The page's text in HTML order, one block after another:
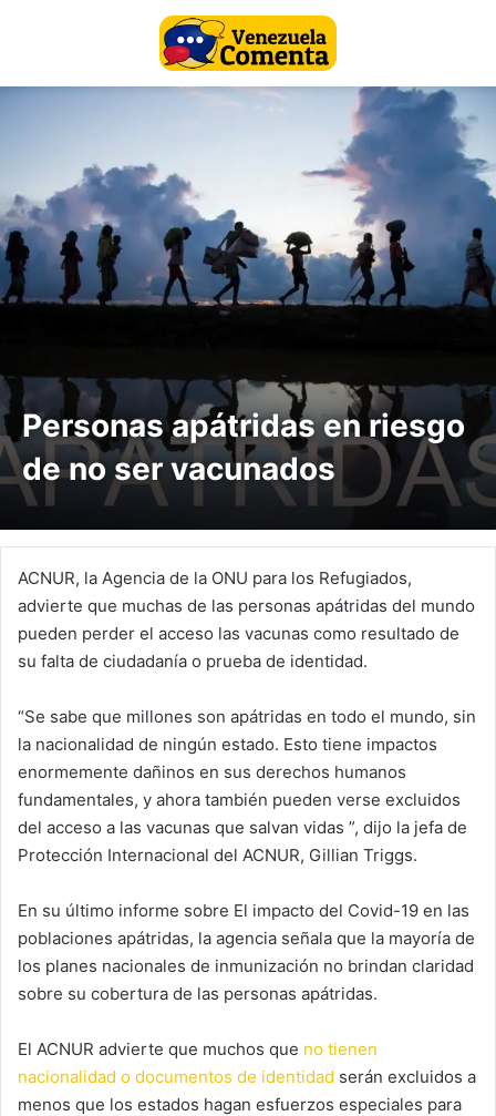
Personas apátridas en riesgo
de no ser vacunados
ACNUR, la Agencia de la ONU para los Refugiados,
advierte que muchas de las personas apátridas del mundo
pueden perder el acceso las vacunas como resultado de
su falta de ciudadanía o prueba de identidad.
“Se sabe que millones son apátridas en todo el mundo, sin
la nacionalidad de ningún estado. Esto tiene impactos
enormemente dañinos en sus derechos humanos
fundamentales, y ahora también pueden verse excluidos
del acceso a las vacunas que salvan vidas ”, dijo la jefa de
Protección Internacional del ACNUR, Gillian Triggs.
En su último informe sobre El impacto del Covid-19 en las
poblaciones apátridas, la agencia señala que la mayoría de
los planes nacionales de inmunización no brindan claridad
sobre su cobertura de las personas apátridas.
El ACNUR advierte que muchos que no tienen
nacionalidad o documentos de identidad serán excluidos a
menos que los estados hagan esfuerzos especiales para